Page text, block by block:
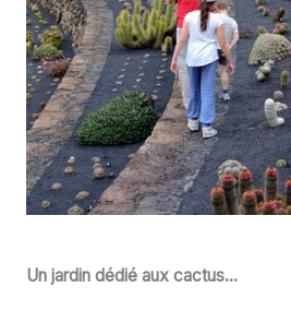
Un jardin dédié aux cactus…